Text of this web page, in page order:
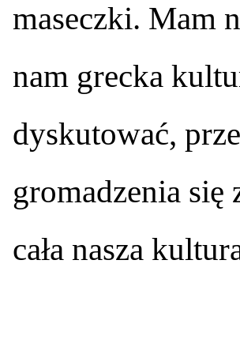
maseczki. Mam
nam grecka
dyskutować,
gromadzenia się
cała nasza